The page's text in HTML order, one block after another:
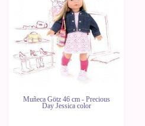
Muñeca Götz 46 cm - Precious
Day Jessica color